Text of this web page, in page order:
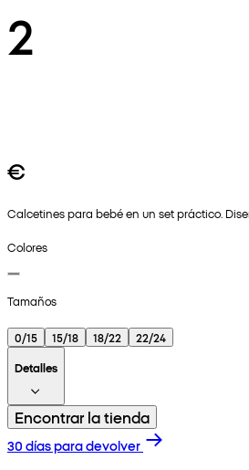
2
€
Calcetines para bebé en un set práctico.
Colores
Tamaños
0/15 15/18 18/22
22/24
Detalles
Encontrar la tienda
30 días para devolver